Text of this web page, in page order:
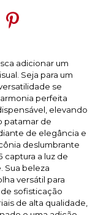
adicionar um
Seja para um
se
perfeita
elevando
patamar de
de elegância e
deslumbrante
captura a luz de
Sua beleza
versátil para
sofisticação
de alta qualidade,